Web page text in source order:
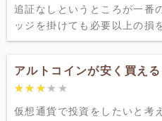
追証なしというところが一番
ッジを掛けても必要以上の損
アルトコインが安く買え
★★★★★
★★★★★
仮想通貨で投資をしたいと考